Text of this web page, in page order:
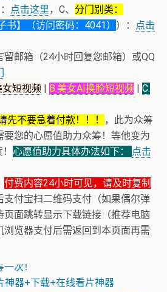
点击这里，C、 分门别类：
书】（访问密码：4041） ）：
点击
邮箱（24小时回复您邮箱）或QQ
女短视频 | B.美女AI换脸短视频 | C.
先不要急着付款！！！
，此为众筹
您的心愿值助力众筹！等他变为
心愿值助力具体办法如下：
点击
付费内容24小时可见，请及时复制
支付宝扫二维码支付（如果偶尔弹
页面跳转显示下载链接（推荐电脑
浏览器支付后需返回到本页面再需
乐净土，谁的最有灵魂
的网友为电子书籍《动力电池管
次！
神器+下载+在线看片神器